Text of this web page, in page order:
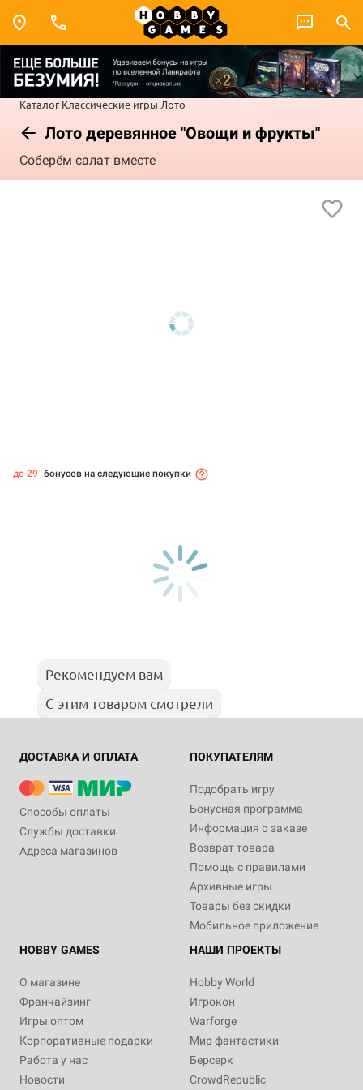
Каталог Классические игры Лото
Лото деревянное "Овощи и фрукты"
Соберём салат вместе
до 29 бонусов на следующие покупки
Рекомендуем вам
С этим товаром смотрели
ДОСТАВКА И ОПЛАТА
Способы оплаты
Службы доставки
Адреса магазинов
ПОКУПАТЕЛЯМ
Подобрать игру
Бонусная программа
Информация о заказе
Возврат товара
Помощь с правилами
Архивные игры
Товары без скидки
Мобильное приложение
HOBBY GAMES
О магазине
Франчайзинг
Игры оптом
Корпоративные подарки
Работа у нас
Новости
НАШИ ПРОЕКТЫ
Hobby World
Игрокон
Warforge
Мир фантастики
Берсерк
CrowdRepublic